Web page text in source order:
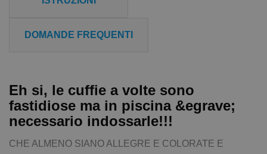
DOMANDE FREQUENTI
Eh si, le cuffie a volte sono
fastidiose ma in piscina &egrave;
necessario indossarle!!!
CHE ALMENO SIANO ALLEGRE E COLORATE E